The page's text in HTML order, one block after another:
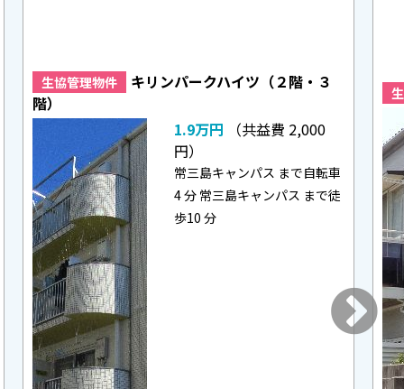
生協管理物件
キリンパークハイツ（２階・３
階）
1.9万円
（共益費 2,000
円）
常三島キャンパス まで自転車
4 分 常三島キャンパス まで徒
歩10 分